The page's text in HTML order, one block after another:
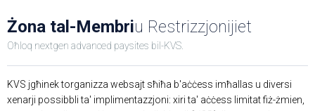
Żona tal-Membriu Restrizzjonijiet
Oħloq nextgen advanced paysites bil-KVS.
KVS jgħinek torganizza websajt sħiħa b'aċċess imħallas u diversi
xenarji possibbli ta' implimentazzjoni: xiri ta' aċċess limitat fiż-żmien,